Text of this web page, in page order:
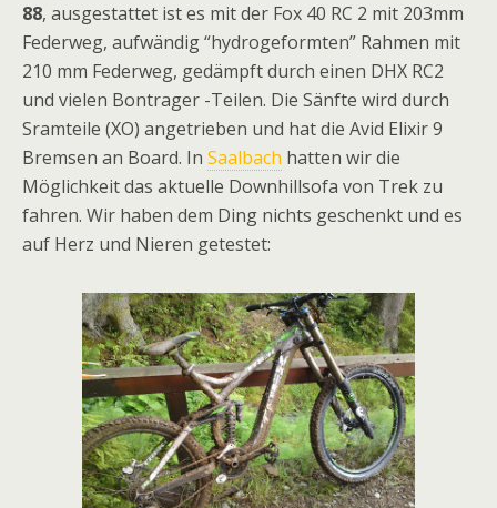
88, ausgestattet ist es mit der Fox 40 RC 2 mit 203mm
Federweg, aufwändig “hydrogeformten” Rahmen mit
210 mm Federweg, gedämpft durch einen DHX RC2
und vielen Bontrager -Teilen. Die Sänfte wird durch
Sramteile (XO) angetrieben und hat die Avid Elixir 9
Bremsen an Board. In Saalbach hatten wir die
Möglichkeit das aktuelle Downhillsofa von Trek zu
fahren. Wir haben dem Ding nichts geschenkt und es
auf Herz und Nieren getestet: